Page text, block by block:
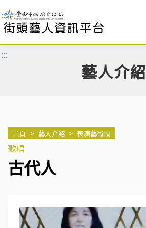
:::
:::
藝人介紹
首頁 > 藝人介紹 > 表演藝術類
歌唱
古代人